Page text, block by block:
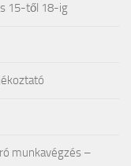
15-től 18-ig
munkavégzés –